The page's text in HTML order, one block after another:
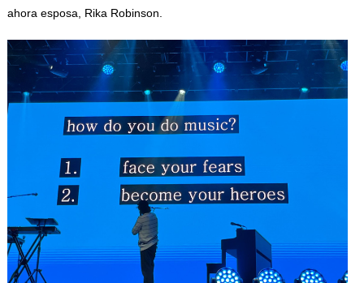
ahora esposa, Rika Robinson.